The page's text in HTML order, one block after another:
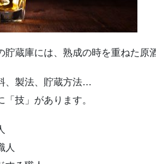
貯蔵庫には、熟成の時を重ねた原
、製法、貯蔵方法…
「技」があります。
人